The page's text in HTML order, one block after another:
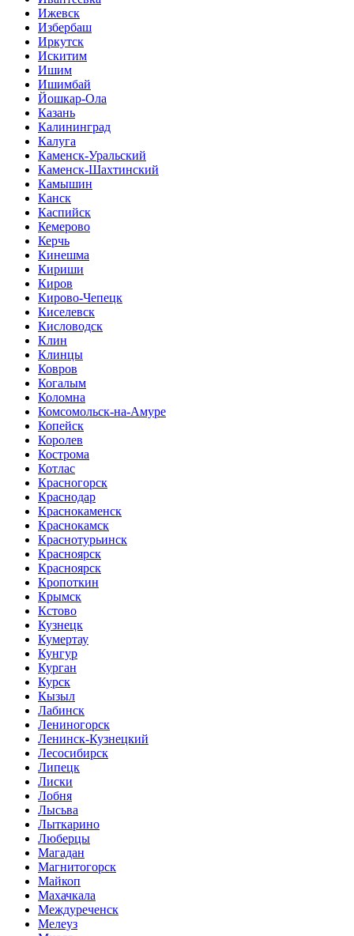
Ижевск
Избербаш
Иркутск
Искитим
Ишим
Ишимбай
Йошкар-Ола
Казань
Калининград
Калуга
Каменск-Уральский
Каменск-Шахтинский
Камышин
Канск
Каспийск
Кемерово
Керчь
Кинешма
Кириши
Киров
Кирово-Чепецк
Киселевск
Кисловодск
Клин
Клинцы
Ковров
Когалым
Коломна
Комсомольск-на-Амуре
Копейск
Королев
Кострома
Котлас
Красногорск
Краснодар
Краснокаменск
Краснокамск
Краснотурьинск
Красноярск
Красноярск
Кропоткин
Крымск
Кстово
Кузнецк
Кумертау
Кунгур
Курган
Курск
Кызыл
Лабинск
Лениногорск
Ленинск-Кузнецкий
Лесосибирск
Липецк
Лиски
Лобня
Лысьва
Лыткарино
Люберцы
Магадан
Магнитогорск
Майкоп
Махачкала
Междуреченск
Мелеуз